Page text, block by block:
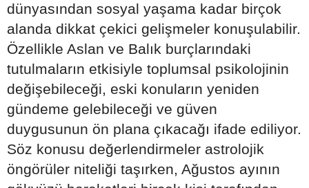
dünyasından sosyal yaşama kadar birçok
alanda dikkat çekici gelişmeler konuşulabilir.
Özellikle Aslan ve Balık burçlarındaki
tutulmaların etkisiyle toplumsal psikolojinin
değişebileceği, eski konuların yeniden
gündeme gelebileceği ve güven
duygusunun ön plana çıkacağı ifade ediliyor.
Söz konusu değerlendirmeler astrolojik
öngörüler niteliği taşırken, Ağustos ayının